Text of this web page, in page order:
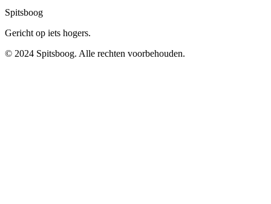
Spitsboog
Gericht op iets hogers.
© 2024 Spitsboog. Alle rechten voorbehouden.